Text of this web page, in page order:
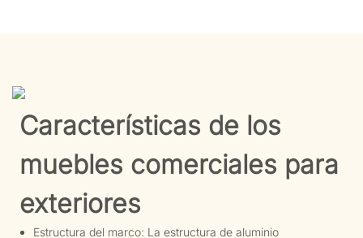
Características de los
muebles comerciales para
exteriores
Estructura del marco: La estructura de aluminio